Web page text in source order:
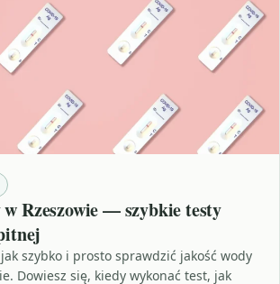
Rzeszowie — szybkie testy
szybko i prosto sprawdzić jakość wody
Dowiesz się, kiedy wykonać test, jak